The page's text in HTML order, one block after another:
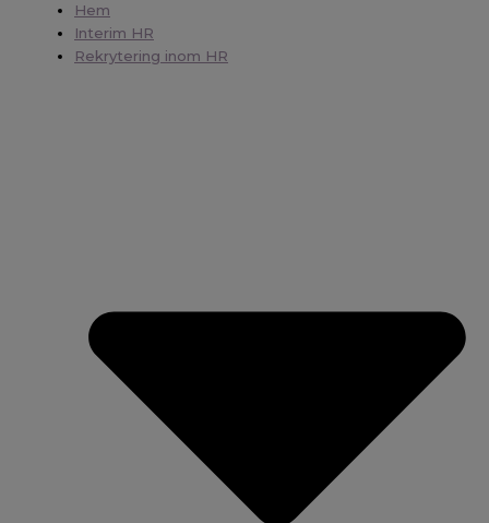
Hem
Interim HR
Rekrytering inom HR